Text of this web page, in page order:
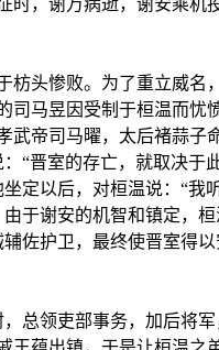
枋头惨败。为了重立威名
司马昱因受制于桓温而忧
武帝司马曜，太后褚蒜子
“晋室的存亡，就取决
定以后，对桓温说：“
于谢安的机智和镇定，
佐护卫，最终使晋室得
总领吏部事务，加后将军